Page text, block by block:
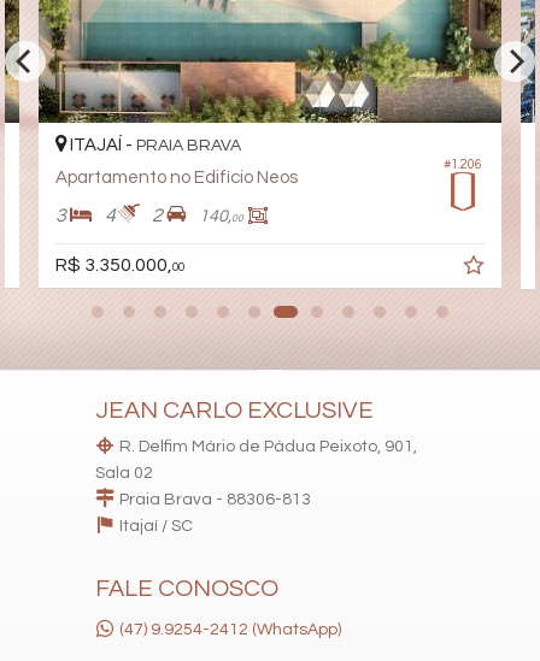
Bar
Sala de Jogos
Salão de Festas
Piscina
Quadra Esportiva
Spa
Espaço Gourmet
Espaço Fitness
Medidores Individuais
Captação de Água
Portão Eletrônico
Brinquedoteca
Automação Predial
Bicicletário
Câmeras de Segurança
Gás Central
Pet Place
Coworking
Deck Molhado
Espaço Zen
#1.206
ITAJAÍ - PRAIA BRAVA
Apartamento no Edifício Neos
3 4 2 140,00
R$ 3.350.000, 00
JEAN CARLO EXCLUSIVE
R. Delfim Mário de Pádua Peixoto, 901,
Sala 02
Praia Brava - 88306-813
Itajaí / SC
FALE CONOSCO
(47) 9.9254-2412 (WhatsApp)